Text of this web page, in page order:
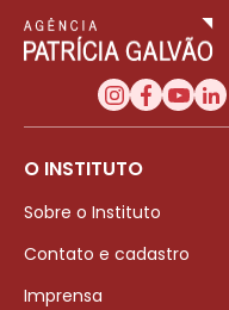
O INSTITUTO
Sobre o Instituto
Contato e cadastro
Imprensa